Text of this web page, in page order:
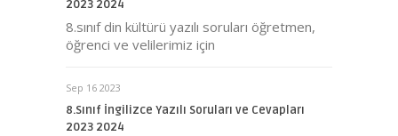
2023 2024
8.sınıf din kültürü yazılı soruları öğretmen,
öğrenci ve velilerimiz için
Sep 16 2023
8.Sınıf İngilizce Yazılı Soruları ve Cevapları
2023 2024